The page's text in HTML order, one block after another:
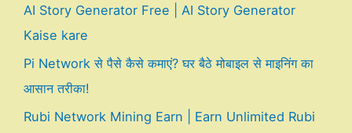
AI Story Generator Free | AI Story Generator
Kaise kare
Pi Network से पैसे कैसे कमाएं? घर बैठे मोबाइल से माइनिंग का
आसान तरीका!
Rubi Network Mining Earn | Earn Unlimited Rubi